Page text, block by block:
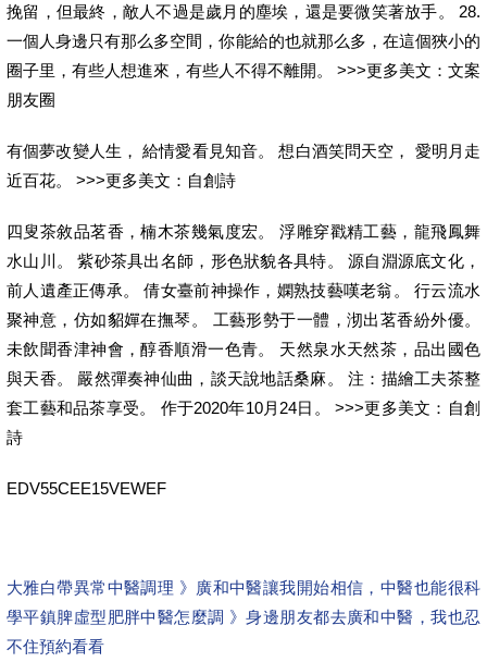
挽留，但最終，敵人不過是歲月的塵埃，還是要微笑著放手。 28.
一個人身邊只有那么多空間，你能給的也就那么多，在這個狹小的
圈子里，有些人想進來，有些人不得不離開。 >>>更多美文：文案
朋友圈
有個夢改變人生， 給情愛看見知音。 想白酒笑問天空， 愛明月走
近百花。 >>>更多美文：自創詩
四叟茶敘品茗香，楠木茶幾氣度宏。 浮雕穿戳精工藝，龍飛鳳舞
水山川。 紫砂茶具出名師，形色狀貌各具特。 源自淵源底文化，
前人遺產正傳承。 倩女臺前神操作，嫻熟技藝嘆老翁。 行云流水
聚神意，仿如貂嬋在撫琴。 工藝形勢于一體，沏出茗香紛外優。
未飲聞香津神會，醇香順滑一色青。 天然泉水天然茶，品出國色
與天香。 嚴然彈奏神仙曲，談天說地話桑麻。 注：描繪工夫茶整
套工藝和品茶享受。 作于2020年10月24日。 >>>更多美文：自創
詩
EDV55CEE15VEWEF
大雅白帶異常中醫調理 》廣和中醫讓我開始相信，中醫也能很科
學平鎮脾虛型肥胖中醫怎麼調 》身邊朋友都去廣和中醫，我也忍
不住預約看看